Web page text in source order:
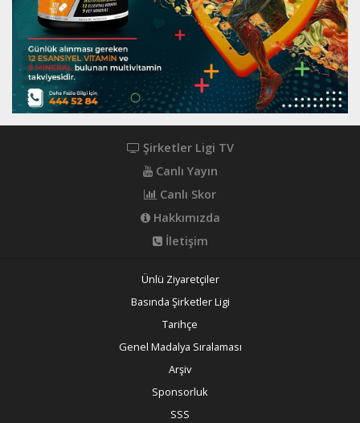
Şirketler Ligi TV
Canlı Yayın
Canlı Skor
Hakkımızda
İletişim
Ünlü Ziyaretçiler
Basında Şirketler Ligi
Tarihçe
Genel Madalya Sıralaması
Arşiv
Sponsorluk
SSS